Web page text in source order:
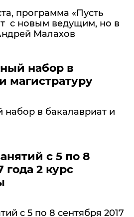
программа «Пусть
с новым ведущим, но в
Малахов
набор в
магистратуру
в бакалавриат и
с 5 по 8
года 2 курс
с 5 по 8 сентября 2017